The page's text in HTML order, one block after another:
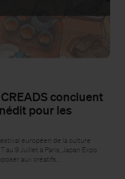
concluent
pour les
européen de la culture
au 9 Juillet à Paris, Japan Expo
aux créatifs…